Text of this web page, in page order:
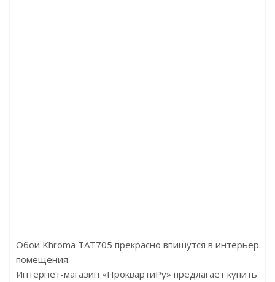
Обои Khroma TAT705 прекрасно впишутся в интерьер
помещения.
Интернет-магазин «ПроквартиРу» предлагает купить